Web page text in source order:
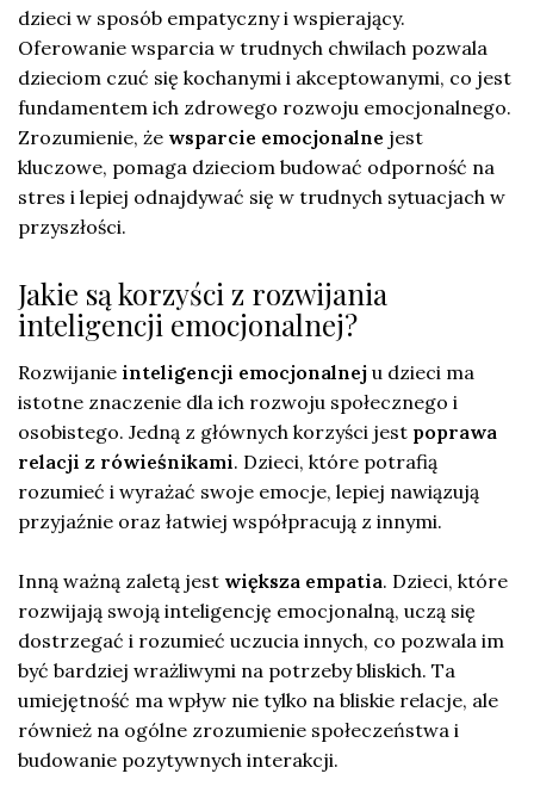
dzieci w sposób empatyczny i wspierający.
Oferowanie wsparcia w trudnych chwilach pozwala
dzieciom czuć się kochanymi i akceptowanymi, co jest
fundamentem ich zdrowego rozwoju emocjonalnego.
Zrozumienie, że wsparcie emocjonalne jest
kluczowe, pomaga dzieciom budować odporność na
stres i lepiej odnajdywać się w trudnych sytuacjach w
przyszłości.
Jakie są korzyści z rozwijania
inteligencji emocjonalnej?
Rozwijanie inteligencji emocjonalnej u dzieci ma
istotne znaczenie dla ich rozwoju społecznego i
osobistego. Jedną z głównych korzyści jest poprawa
relacji z rówieśnikami. Dzieci, które potrafią
rozumieć i wyrażać swoje emocje, lepiej nawiązują
przyjaźnie oraz łatwiej współpracują z innymi.
Inną ważną zaletą jest większa empatia. Dzieci, które
rozwijają swoją inteligencję emocjonalną, uczą się
dostrzegać i rozumieć uczucia innych, co pozwala im
być bardziej wrażliwymi na potrzeby bliskich. Ta
umiejętność ma wpływ nie tylko na bliskie relacje, ale
również na ogólne zrozumienie społeczeństwa i
budowanie pozytywnych interakcji.